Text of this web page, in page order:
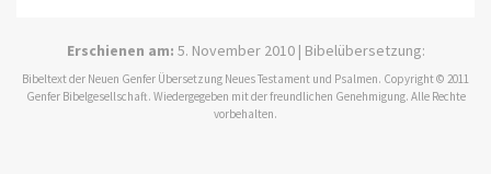
Erschienen am: 5. November 2010 | Bibelübersetzung:
Bibeltext der Neuen Genfer Übersetzung Neues Testament und Psalmen. Copyright © 2011
Genfer Bibelgesellschaft. Wiedergegeben mit der freundlichen Genehmigung. Alle Rechte
vorbehalten.